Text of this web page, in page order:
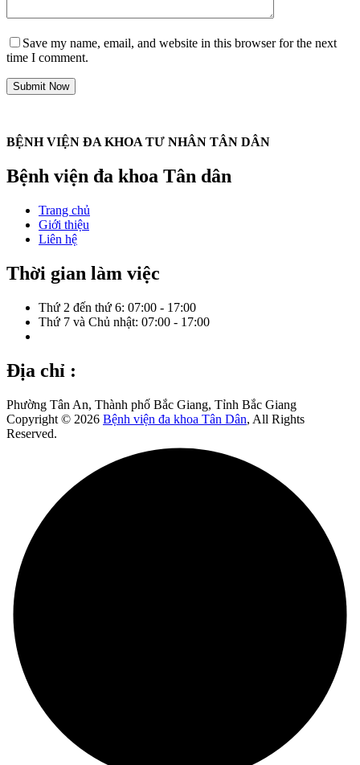
Save my name, email, and website in this browser for the next
time I comment.
Submit Now
BỆNH VIỆN ĐA KHOA TƯ NHÂN TÂN DÂN
Bệnh viện đa khoa Tân dân
Trang chủ
Giới thiệu
Liên hệ
Thời gian làm việc
Thứ 2 đến thứ 6: 07:00 - 17:00
Thứ 7 và Chủ nhật: 07:00 - 17:00
Địa chỉ :
Phường Tân An, Thành phố Bắc Giang, Tỉnh Bắc Giang
Copyright © 2026 Bệnh viện đa khoa Tân Dân, All Rights
Reserved.